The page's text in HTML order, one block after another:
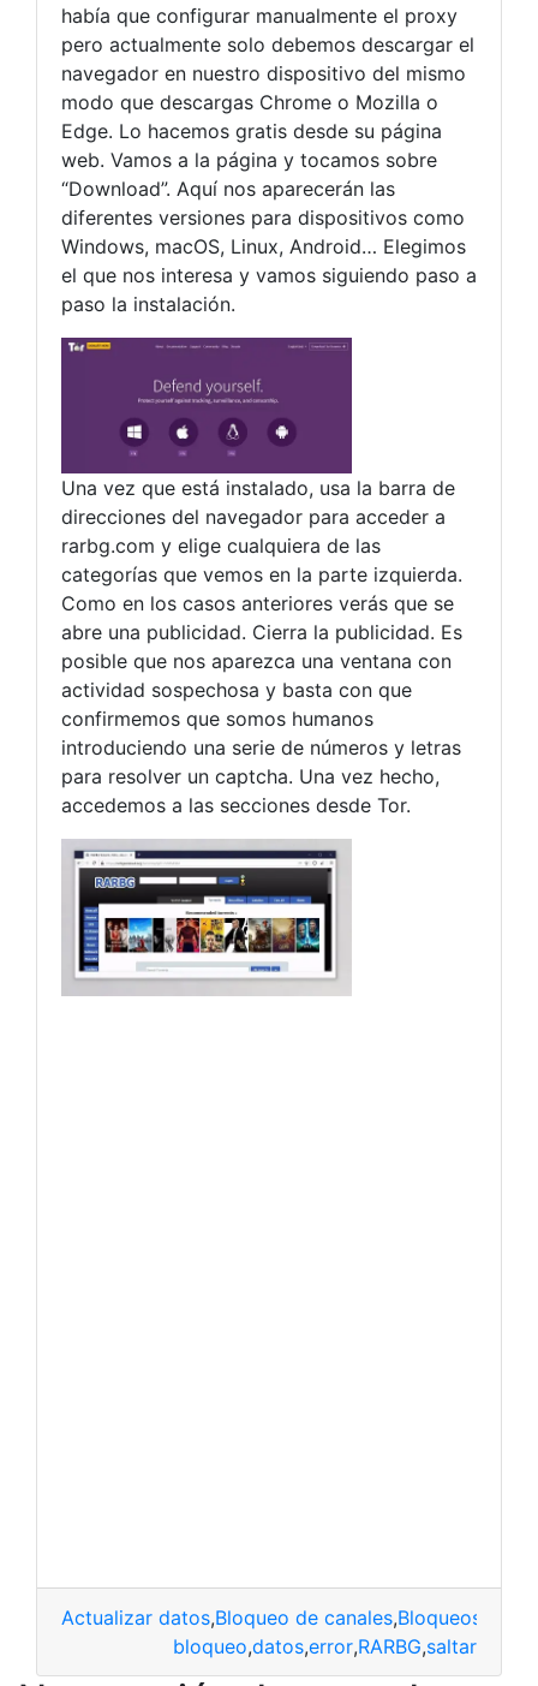
había que configurar manualmente el proxy
pero actualmente solo debemos descargar el
navegador en nuestro dispositivo del mismo
modo que descargas Chrome o Mozilla o
Edge. Lo hacemos gratis desde su página
web. Vamos a la página y tocamos sobre
“Download”. Aquí nos aparecerán las
diferentes versiones para dispositivos como
Windows, macOS, Linux, Android… Elegimos
el que nos interesa y vamos siguiendo paso a
paso la instalación.
Una vez que está instalado, usa la barra de
direcciones del navegador para acceder a
rarbg.com y elige cualquiera de las
categorías que vemos en la parte izquierda.
Como en los casos anteriores verás que se
abre una publicidad. Cierra la publicidad. Es
posible que nos aparezca una ventana con
actividad sospechosa y basta con que
confirmemos que somos humanos
introduciendo una serie de números y letras
para resolver un captcha. Una vez hecho,
accedemos a las secciones desde Tor.
Actualizar datos,Bloqueo de canales,Bloqueos
bloqueo,datos,error,RARBG,saltar